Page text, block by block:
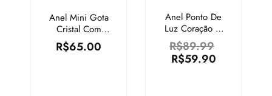
Anel Mini Gota
Cristal Com
Zircônias Em
Volta – N°19
R$65.00
Anel Ponto De
Luz Coração –
Semijoia 18k –
N°16
R$89.99
R$59.90